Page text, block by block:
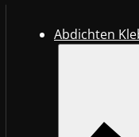
Abdichten